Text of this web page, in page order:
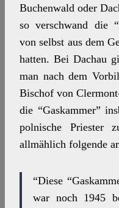
Buchenwald oder
so verschwand die
von selbst aus dem
hatten. Bei Dachau
man nach dem
Bischof von
die “Gaskammer”
polnische Priester
allmählich folgende
“Diese
war noch 1945